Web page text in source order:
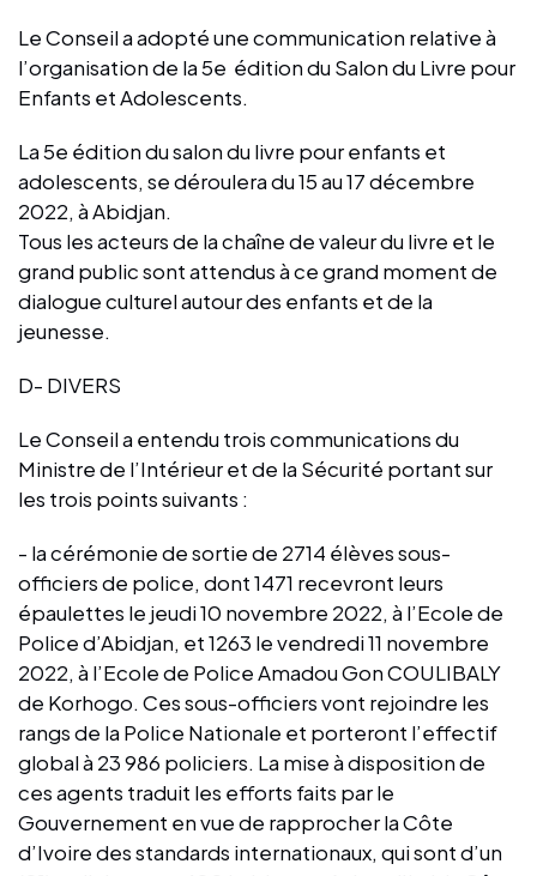
Le Conseil a adopté une communication relative à
l’organisation de la 5e édition du Salon du Livre pour
Enfants et Adolescents.
La 5e édition du salon du livre pour enfants et
adolescents, se déroulera du 15 au 17 décembre
2022, à Abidjan.
Tous les acteurs de la chaîne de valeur du livre et le
grand public sont attendus à ce grand moment de
dialogue culturel autour des enfants et de la
jeunesse.
D- DIVERS
Le Conseil a entendu trois communications du
Ministre de l’Intérieur et de la Sécurité portant sur
les trois points suivants :
- la cérémonie de sortie de 2714 élèves sous-
officiers de police, dont 1471 recevront leurs
épaulettes le jeudi 10 novembre 2022, à l’Ecole de
Police d’Abidjan, et 1263 le vendredi 11 novembre
2022, à l’Ecole de Police Amadou Gon COULIBALY
de Korhogo. Ces sous-officiers vont rejoindre les
rangs de la Police Nationale et porteront l’effectif
global à 23 986 policiers. La mise à disposition de
ces agents traduit les efforts faits par le
Gouvernement en vue de rapprocher la Côte
d’Ivoire des standards internationaux, qui sont d’un